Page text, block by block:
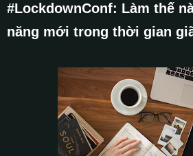
#LockdownConf: Làm thế
năng mới trong thời gian